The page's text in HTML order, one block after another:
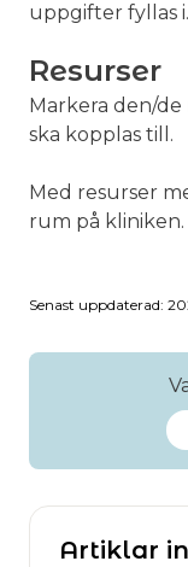
uppgifter fyllas i.
Resurser
Markera den/
ska kopplas till.
Med resurser
rum på kliniken.
Senast uppdaterad:
Artiklar